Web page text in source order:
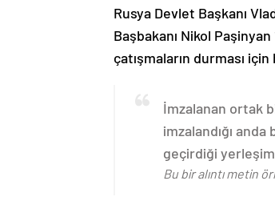
Rusya Devlet Başkanı
Başbakanı Nikol
çatışmaların durması
İmzalanan ortak
imzalandığı
geçirdiği
Bu bir alıntı metin